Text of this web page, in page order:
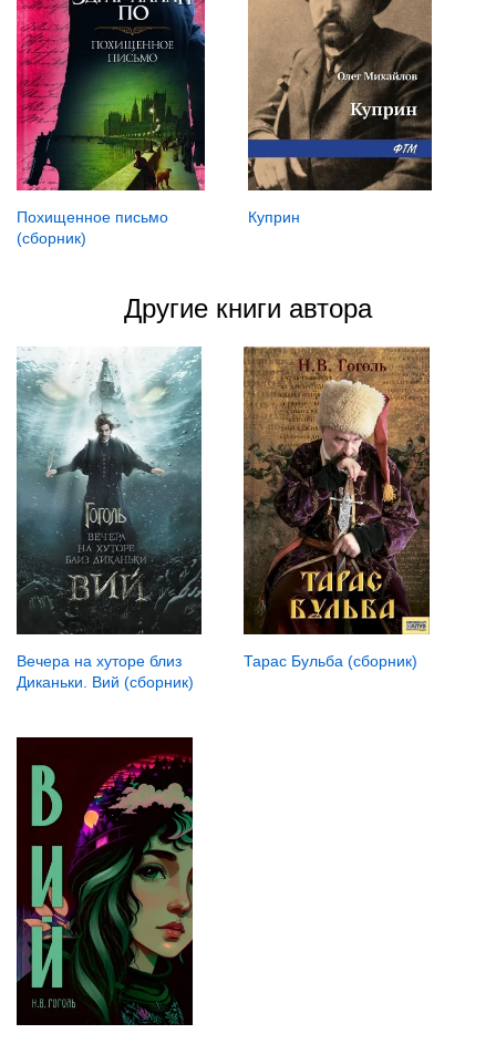
Похищенное письмо
(сборник)
Куприн
Другие книги автора
Вечера на хуторе близ
Диканьки. Вий (сборник)
Тарас Бульба (сборник)